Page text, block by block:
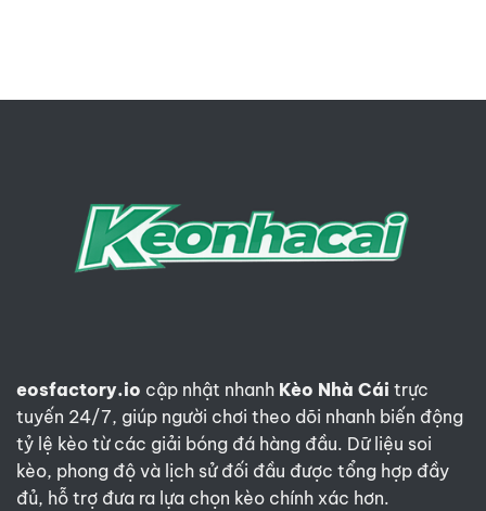
Bản
Pháp
Bản
lĩnh
Les
Bleus
eosfactory.io cập nhật nhanh Kèo Nhà Cái trực
tuyến 24/7, giúp người chơi theo dõi nhanh biến động
tỷ lệ kèo từ các giải bóng đá hàng đầu. Dữ liệu soi
kèo, phong độ và lịch sử đối đầu được tổng hợp đầy
đủ, hỗ trợ đưa ra lựa chọn kèo chính xác hơn.